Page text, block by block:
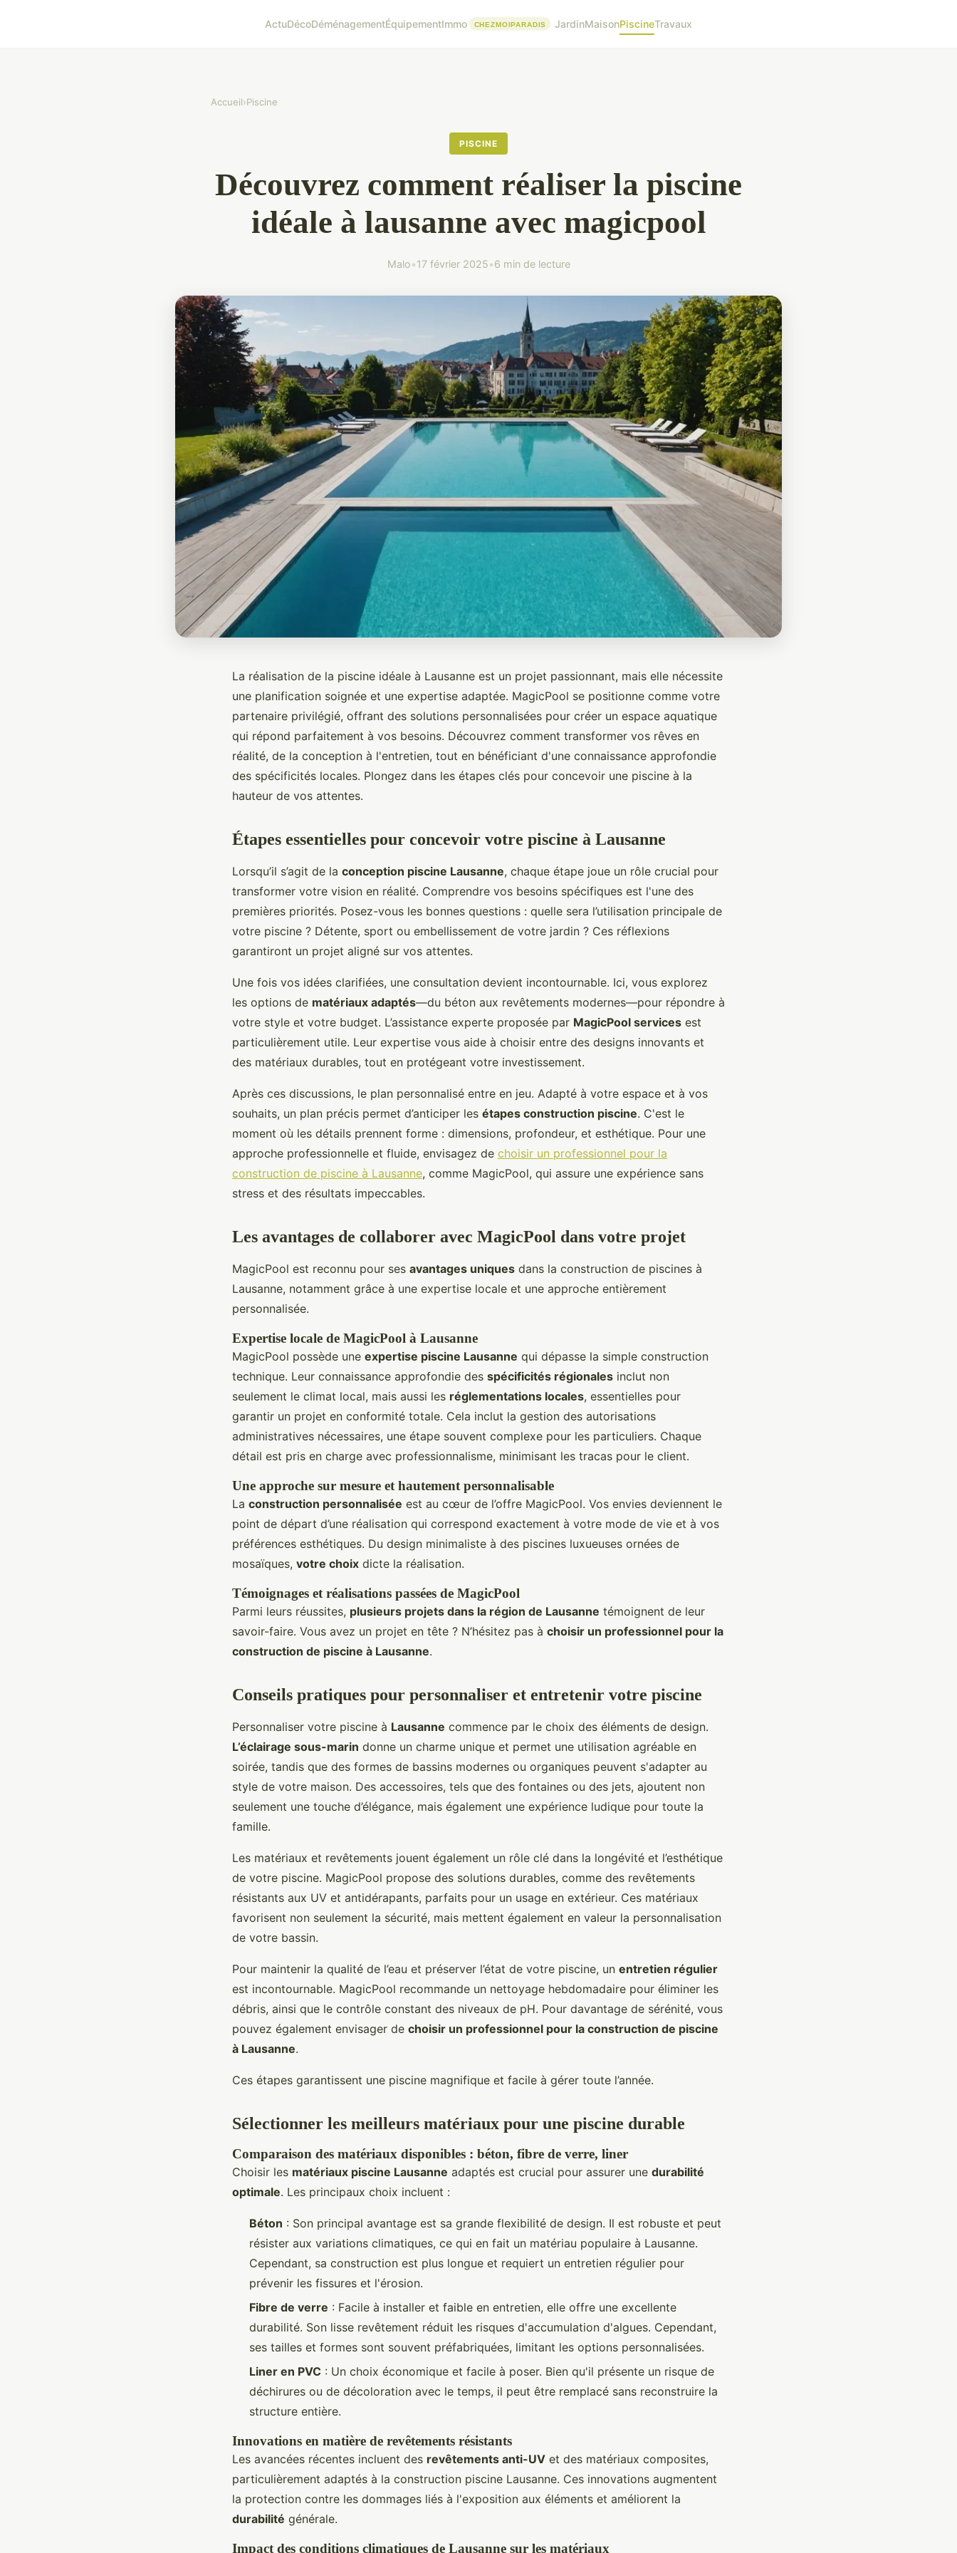
ActuDécoDéménagementÉquipementImmo JardinMaisonPiscineTravaux
Accueil›Piscine
PISCINE
Découvrez comment réaliser la piscine
idéale à lausanne avec magicpool
Malo•17 février 2025•6 min de lecture
La réalisation de la piscine idéale à Lausanne est un projet passionnant, mais elle nécessite
une planification soignée et une expertise adaptée. MagicPool se positionne comme votre
partenaire privilégié, offrant des solutions personnalisées pour créer un espace aquatique
qui répond parfaitement à vos besoins. Découvrez comment transformer vos rêves en
réalité, de la conception à l'entretien, tout en bénéficiant d'une connaissance approfondie
des spécificités locales. Plongez dans les étapes clés pour concevoir une piscine à la
hauteur de vos attentes.
Étapes essentielles pour concevoir votre piscine à Lausanne
Lorsqu’il s’agit de la conception piscine Lausanne, chaque étape joue un rôle crucial pour
transformer votre vision en réalité. Comprendre vos besoins spécifiques est l'une des
premières priorités. Posez-vous les bonnes questions : quelle sera l’utilisation principale de
votre piscine ? Détente, sport ou embellissement de votre jardin ? Ces réflexions
garantiront un projet aligné sur vos attentes.
Une fois vos idées clarifiées, une consultation devient incontournable. Ici, vous explorez
les options de matériaux adaptés—du béton aux revêtements modernes—pour répondre à
votre style et votre budget. L’assistance experte proposée par MagicPool services est
particulièrement utile. Leur expertise vous aide à choisir entre des designs innovants et
des matériaux durables, tout en protégeant votre investissement.
Après ces discussions, le plan personnalisé entre en jeu. Adapté à votre espace et à vos
souhaits, un plan précis permet d’anticiper les étapes construction piscine. C'est le
moment où les détails prennent forme : dimensions, profondeur, et esthétique. Pour une
approche professionnelle et fluide, envisagez de choisir un professionnel pour la
construction de piscine à Lausanne, comme MagicPool, qui assure une expérience sans
stress et des résultats impeccables.
Les avantages de collaborer avec MagicPool dans votre projet
MagicPool est reconnu pour ses avantages uniques dans la construction de piscines à
Lausanne, notamment grâce à une expertise locale et une approche entièrement
personnalisée.
Expertise locale de MagicPool à Lausanne
MagicPool possède une expertise piscine Lausanne qui dépasse la simple construction
technique. Leur connaissance approfondie des spécificités régionales inclut non
seulement le climat local, mais aussi les réglementations locales, essentielles pour
garantir un projet en conformité totale. Cela inclut la gestion des autorisations
administratives nécessaires, une étape souvent complexe pour les particuliers. Chaque
détail est pris en charge avec professionnalisme, minimisant les tracas pour le client.
Une approche sur mesure et hautement personnalisable
La construction personnalisée est au cœur de l’offre MagicPool. Vos envies deviennent le
point de départ d’une réalisation qui correspond exactement à votre mode de vie et à vos
préférences esthétiques. Du design minimaliste à des piscines luxueuses ornées de
mosaïques, votre choix dicte la réalisation.
Témoignages et réalisations passées de MagicPool
Parmi leurs réussites, plusieurs projets dans la région de Lausanne témoignent de leur
savoir-faire. Vous avez un projet en tête ? N’hésitez pas à choisir un professionnel pour la
construction de piscine à Lausanne.
Conseils pratiques pour personnaliser et entretenir votre piscine
Personnaliser votre piscine à Lausanne commence par le choix des éléments de design.
L’éclairage sous-marin donne un charme unique et permet une utilisation agréable en
soirée, tandis que des formes de bassins modernes ou organiques peuvent s'adapter au
style de votre maison. Des accessoires, tels que des fontaines ou des jets, ajoutent non
seulement une touche d’élégance, mais également une expérience ludique pour toute la
famille.
Les matériaux et revêtements jouent également un rôle clé dans la longévité et l’esthétique
de votre piscine. MagicPool propose des solutions durables, comme des revêtements
résistants aux UV et antidérapants, parfaits pour un usage en extérieur. Ces matériaux
favorisent non seulement la sécurité, mais mettent également en valeur la personnalisation
de votre bassin.
Pour maintenir la qualité de l’eau et préserver l’état de votre piscine, un entretien régulier
est incontournable. MagicPool recommande un nettoyage hebdomadaire pour éliminer les
débris, ainsi que le contrôle constant des niveaux de pH. Pour davantage de sérénité, vous
pouvez également envisager de choisir un professionnel pour la construction de piscine
à Lausanne.
Ces étapes garantissent une piscine magnifique et facile à gérer toute l’année.
Sélectionner les meilleurs matériaux pour une piscine durable
Comparaison des matériaux disponibles : béton, fibre de verre, liner
Choisir les matériaux piscine Lausanne adaptés est crucial pour assurer une durabilité
optimale. Les principaux choix incluent :
Béton : Son principal avantage est sa grande flexibilité de design. Il est robuste et peut
résister aux variations climatiques, ce qui en fait un matériau populaire à Lausanne.
Cependant, sa construction est plus longue et requiert un entretien régulier pour
prévenir les fissures et l'érosion.
Fibre de verre : Facile à installer et faible en entretien, elle offre une excellente
durabilité. Son lisse revêtement réduit les risques d'accumulation d'algues. Cependant,
ses tailles et formes sont souvent préfabriquées, limitant les options personnalisées.
Liner en PVC : Un choix économique et facile à poser. Bien qu'il présente un risque de
déchirures ou de décoloration avec le temps, il peut être remplacé sans reconstruire la
structure entière.
Innovations en matière de revêtements résistants
Les avancées récentes incluent des revêtements anti-UV et des matériaux composites,
particulièrement adaptés à la construction piscine Lausanne. Ces innovations augmentent
la protection contre les dommages liés à l'exposition aux éléments et améliorent la
durabilité générale.
Impact des conditions climatiques de Lausanne sur les matériaux